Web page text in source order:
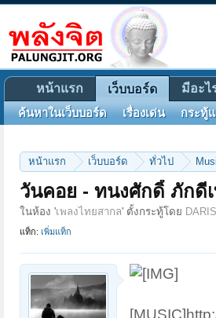
หน้าแรก เว็บบอร์ด ทั่วไป
วันคอย - ทนงศักดิ์ ภักดี
ในห้อง 'เพลงไทยสากล' ตั้งกระทู้โดย DARIS
แท็ก: เพิ่มแท็ก
หน้าแรก เว็บบอร์ด
ค้นหาในเว็บบอร์ด เรื่องเด่น กระทู้
มีอะไ